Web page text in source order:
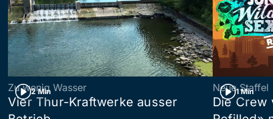
2 Min
Zu wenig Wasser
Vier Thur-Kraftwerke ausser
1 Min
Neue Staffel
Die Crew